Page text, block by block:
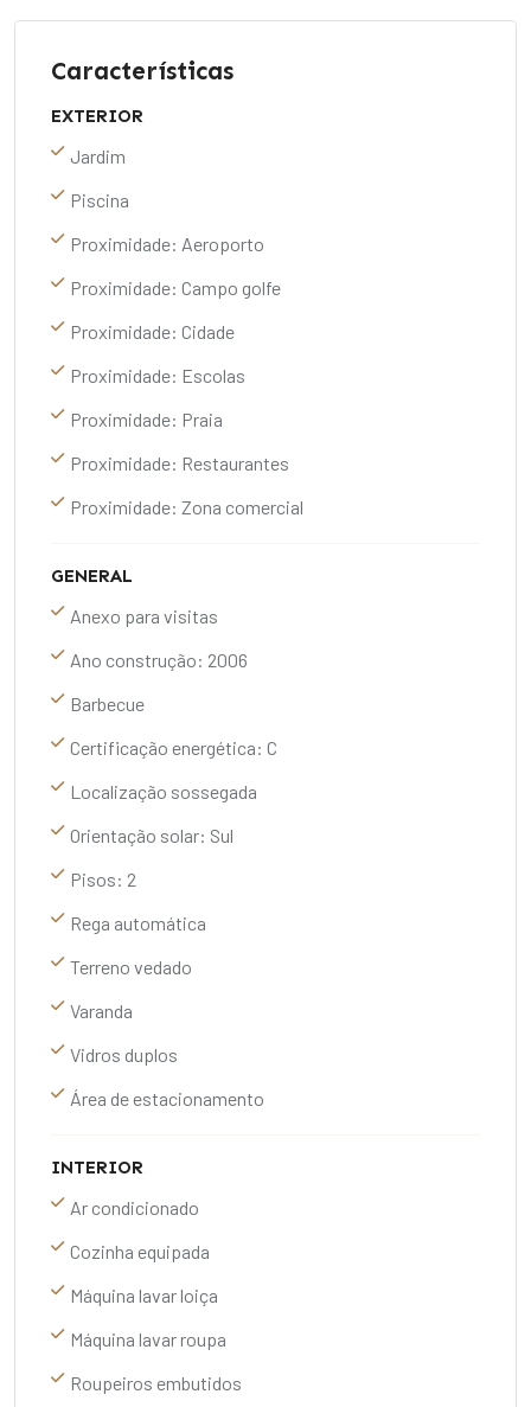
Características
EXTERIOR
Jardim
Piscina
Proximidade: Aeroporto
Proximidade: Campo golfe
Proximidade: Cidade
Proximidade: Escolas
Proximidade: Praia
Proximidade: Restaurantes
Proximidade: Zona comercial
GENERAL
Anexo para visitas
Ano construção: 2006
Barbecue
Certificação energética: C
Localização sossegada
Orientação solar: Sul
Pisos: 2
Rega automática
Terreno vedado
Varanda
Vidros duplos
Área de estacionamento
INTERIOR
Ar condicionado
Cozinha equipada
Máquina lavar loiça
Máquina lavar roupa
Roupeiros embutidos